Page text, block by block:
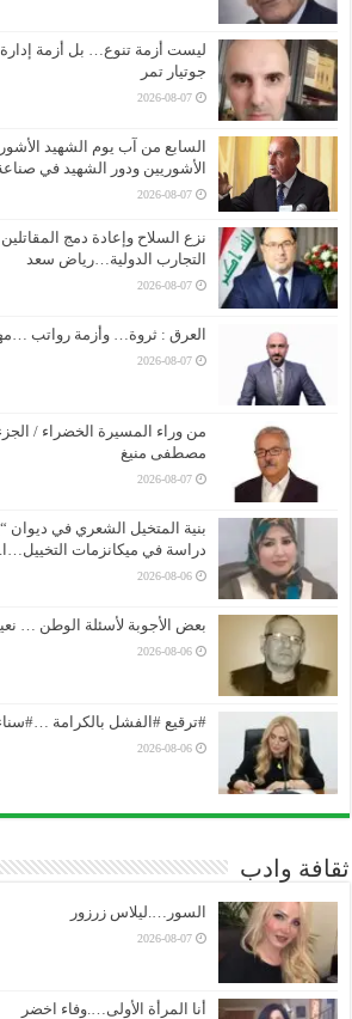
ليست أزمة تنوع… بل أزمة إدارة
جوتيار تمر
2026-08-07
السابع من آب يوم الشهيد
الأشوريين ودور الشهيد في
2026-08-07
نزع السلاح وإعادة دمج
التجارب الدولية…رياض سعد
2026-08-07
العرق : ثروة… وأزمة رواتب
2026-08-07
من وراء المسيرة الخضراء /
مصطفى منيغ
2026-08-07
بنية المتخيل الشعري في ديوان
دراسة في ميكانزمات
2026-08-06
بعض الأجوبة لأسئلة الوطن …
2026-08-06
#ترقيع #الفشل بالكرامة
2026-08-06
ثقافة وادب
السور….ليلاس زرزور
2026-08-07
أنا المرأة الأولى….وفاء اخضر